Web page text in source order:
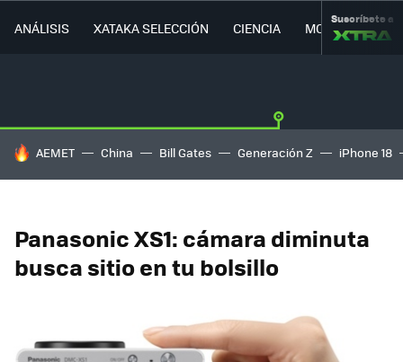
ANÁLISIS XATAKA SELECCIÓN CIENCIA MOVILIDAD
Suscríbete a
HOY SE HABLA DE
AEMET China Bill Gates Generación Z iPhone 18
Panasonic XS1: cámara diminuta
busca sitio en tu bolsillo